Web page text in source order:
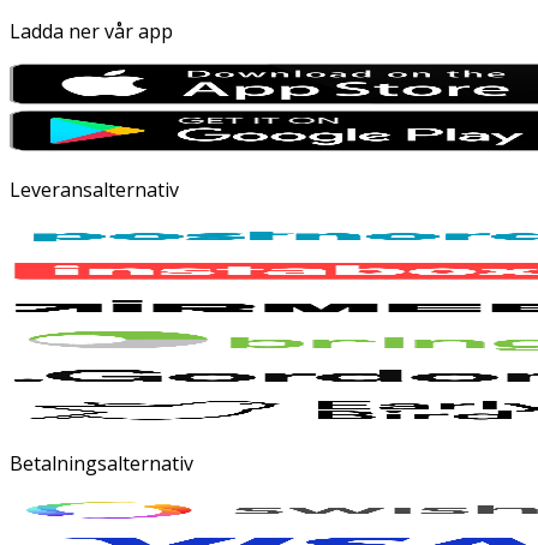
Ladda ner vår app
Leveransalternativ
Betalningsalternativ